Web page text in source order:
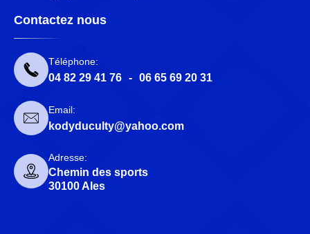
Contactez nous
Téléphone:
04 82 29 41 76 - 06 65 69 20 31
Email:
kodyduculty@yahoo.com
Adresse:
Chemin des sports
30100 Ales